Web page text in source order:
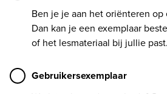
Ben je je aan het oriënteren
Dan kan je een exemplaar
of het lesmateriaal bij jullie past.
Gebruikersexemplaar